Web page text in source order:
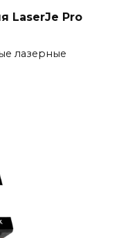
LaserJe Pro
лазерные